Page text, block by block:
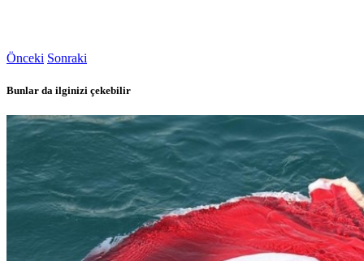
Önceki Sonraki
Bunlar da ilginizi çekebilir